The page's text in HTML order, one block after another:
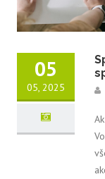
05
05, 2025